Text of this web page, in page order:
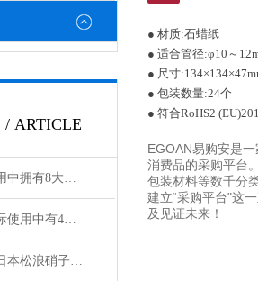
/ ARTICLE
测氧仪在实际应用中拥有8大特点
气体分割器在实际使用中有4大特性
易购安与你分享日本松浪硝子和玉之间的区别
● 材质:石蜡纸
● 适合管径:φ10～
● 尺寸
● 包装数量:24个
● 符合RoHS2
EGOAN易购安是
消费品的采购平台
包装材料等数千分
建立“采购平台"这
及见证未来！